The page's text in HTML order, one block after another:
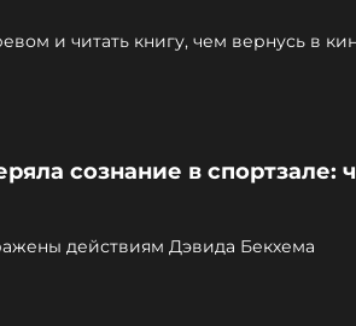
и читать книгу, чем вернусь в
сознание в спортзале:
действиям Дэвида Бекхема